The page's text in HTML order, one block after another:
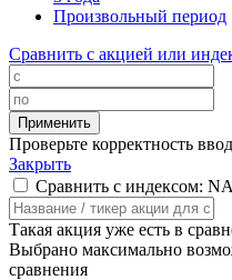
Произвольный период
Сравнить с акцией или
Проверьте корректность
Закрыть
Сравнить с индексом:
Такая акция уже есть в
Выбрано максимально
сравнения